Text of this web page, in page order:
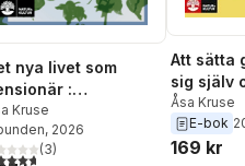
nya livet som
:
och
Kruse
, 2026
utav 5 stjärnor. Totalt antal röster:
(3)
Att sätta
sig själv
Åsa Kruse
E-bok
169 kr